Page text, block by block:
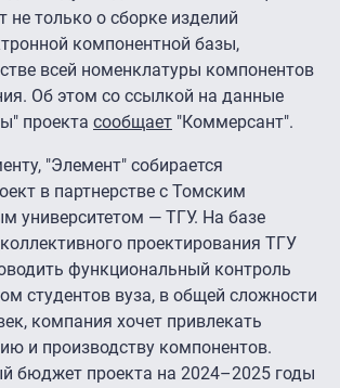
не только о сборке изделий
компонентной базы,
всей номенклатуры компонентов
Об этом со ссылкой на данные
проекта сообщает "Коммерсант".
"Элемент" собирается
в партнерстве с Томским
университетом — ТГУ. На базе
проектирования ТГУ
функциональный контроль
студентов вуза, в общей сложности
компания хочет привлекать
и производству компонентов.
бюджет проекта на 2024–2025 годы